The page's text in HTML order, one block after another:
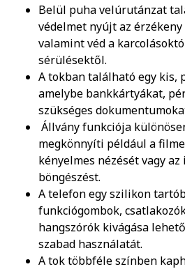
Belül puha velúrutánzat
védelmet nyújt az
valamint véd a
sérülésektől.
A tokban található egy kis,
amelybe bankkártyákat,
szükséges
Állvány funkciója
megkönnyíti például a
kényelmes nézését vagy
böngészést.
A telefon egy szilikon
funkciógombok,
hangszórók kivágása
szabad használatát.
A tok többféle színben